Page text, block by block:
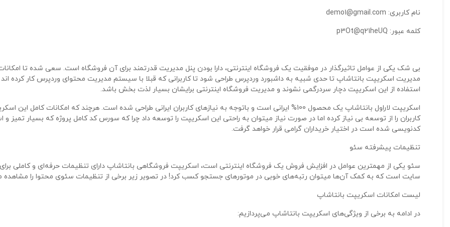
نام کاربری: demo1@gmail.com
کلمه عبور: p3Ot@q21heUQ
بی شک یکی از عوامل تاثیرگذار در موفقیت یک فروشگاه اینترنتی، دارا بودن پنل مدیریت قدرتمند برای آن فروشگاه است. سعی شده تا
مدیریت اسکریپت بانتاشاپ تا حدی شبیه به داشبورد وردپرس طراحی شود تا کاربرانی که قبلا با سیستم مدیریت محتوای وردپرس کار کرده
استفاده از این اسکریپت دچار سردرگمی نشوند و مدیریت فروشگاه اینترنتی برایشان بسیار لذت بخش باشد.
اسکریپت لاراول بانتاشاپ یک محصول 100% ایرانی است و باتوجه به نیازهای کاربران ایرانی طراحی شده است. هرچند که امکانات کامل این
کاربران را از توسعه بی نیاز کرده اما در صورت نیاز میتوان به راحتی این اسکریپت را توسعه داد چرا که سورس کد کامل پروژه که بسیار تمیز و
کدنویسی شده است در اختیار خریداران گرامی قرار خواهد گرفت.
تنظیمات پیشرفته سئو
سئو یکی از مهمترین عوامل در افزایش فروش یک فروشگاه اینترنتی است، اسکریپت فروشگاهی بانتاشاپ دارای تنظیمات حرفه‌ای و کاملی
سایت است که به کمک آن‌ها میتوان رتبه‌های خوبی در موتورهای جستجو کسب کرد! در تصویر زیر برخی از تنظیمات سئوی محتوا را مشاهده
لیست امکانات اسکریپت بانتاشاپ
در ادامه به برخی از ویژگی‌های اسکریپت بانتاشاپ می‌پردازیم: